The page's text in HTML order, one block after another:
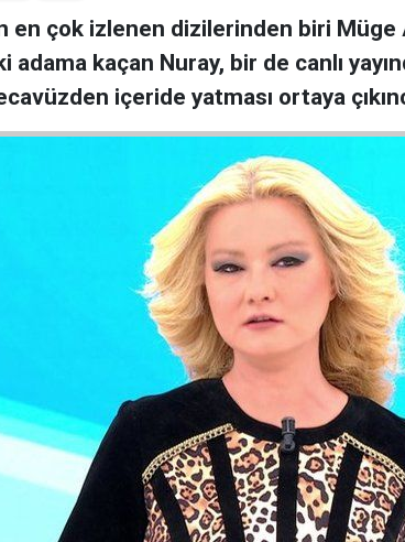
en çok izlenen dizilerinden biri Müge
adama kaçan Nuray, bir de canlı
içeride yatması ortaya